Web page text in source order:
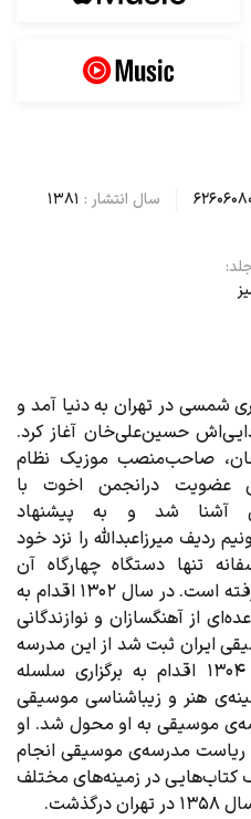
سال انتشار : 1381
وزیری در سال ۱۲۶۶ هجری شمسی در تهران به دنیا آمد و
۱۵ سالگی نزد دایی‌اش حسین‌علی‌خان آغاز کرد.
صاحب‌منصب موزیک نظام
عضویت درانجمن اخوت با
آشنا شد و به پیشنهاد
ردیف میرزاعبدالله را نزد خود
تنها دستگاه چهارگاه آن
باقی‌مانده و بقیه‌ی آن از میان رفته است. در سال ۱۳۰۲ اقدام به
از آهنگسازان و نوازندگانی
ایران ثبت شد از این مدرسه
فارغ‌التحصیل شدند. در سال ۱۳۰۴ اقدام به برگزاری سلسله
هنر و زیباشناسی موسیقی
ریاست مدرسه‌ی موسیقی به او محول شد. او
ریاست مدرسه‌ی موسیقی انجام
کتاب‌هایی در زمینه‌های مختلف